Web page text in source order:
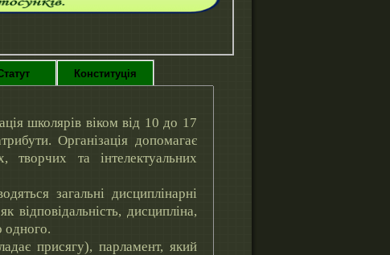
Конституція
школярів віком від 10 до 17
Організація допомагає
творчих та інтелектуальних
загальні дисциплінарні
дисципліна,
одного.
присягу), парламент, який